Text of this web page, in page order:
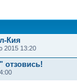
Кия
2015 13:20
отзовись!